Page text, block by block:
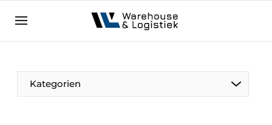
NL EN
Kategorien